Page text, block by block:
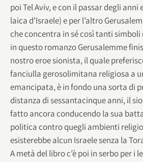
poi Tel Aviv, e con il passar degli anni
laica d’Israele) e per l’altro
che concentra in sé così tanti
in questo romanzo Gerusalemme
nostro eroe sionista, il quale
fanciulla gerosolimitana religiosa a
emancipata, è in fondo una sorta di
distanza di sessantacinque anni, il
fatto ancora conducendo la sua
politica contro quegli ambienti
esisterebbe alcun Israele senza la
A metà del libro c’è poi in serbo per i